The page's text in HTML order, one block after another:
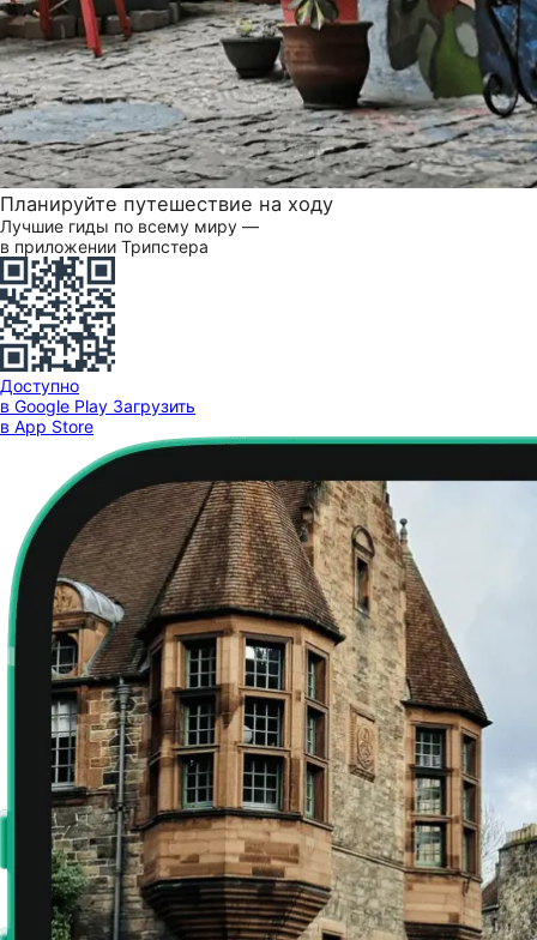
Планируйте путешествие на ходу
Лучшие гиды по всему миру —
в приложении Трипстера
Доступно
в Google Play Загрузить
в App Store